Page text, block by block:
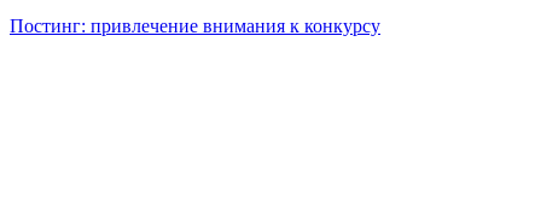
Постинг: привлечение внимания к конкурсу